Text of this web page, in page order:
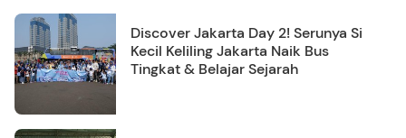
Discover Jakarta Day 2! Serunya Si
Kecil Keliling Jakarta Naik Bus
Tingkat & Belajar Sejarah